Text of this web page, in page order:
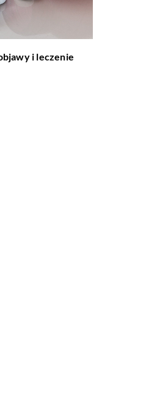
i leczenie